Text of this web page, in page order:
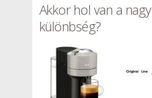
Akkor hol van a nagy
különbség?